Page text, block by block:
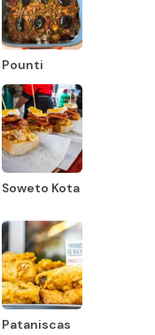
Pounti
Soweto Kota
Pataniscas